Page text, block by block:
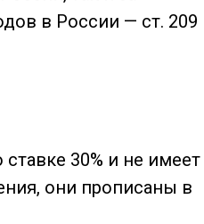
в России — ст. 209
30% и не имеет
они прописаны в